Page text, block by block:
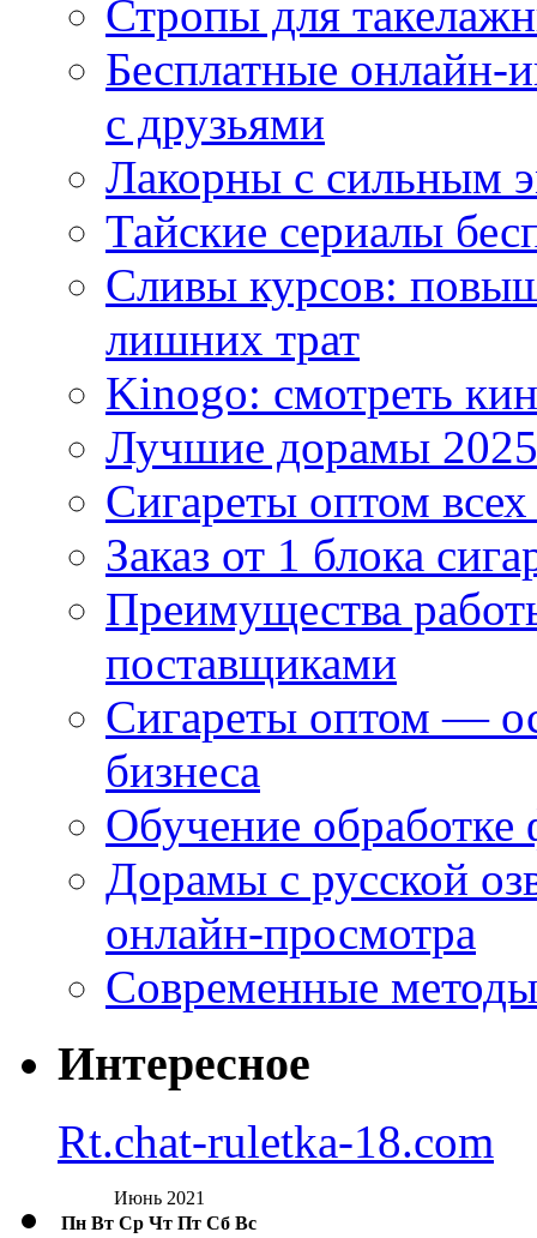
Стропы для
Бесплатные
с друзьями
Лакорны с сильным
Тайские сериалы
Сливы курсов:
лишних трат
Kinogo: смотреть
Лучшие дорамы
Сигареты оптом
Заказ от 1 блока
Преимущества
поставщиками
Сигареты оптом —
бизнеса
Обучение
Дорамы с русской
онлайн-просмотра
Современные
Интересное
Rt.chat-ruletka-18.com
Июнь 2021
Пн Вт Ср Чт Пт Сб Вс